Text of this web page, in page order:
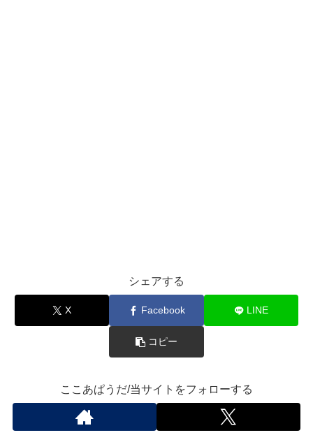
シェアする
X Facebook LINE
コピー
ここあぱうだ/当サイトをフォローする